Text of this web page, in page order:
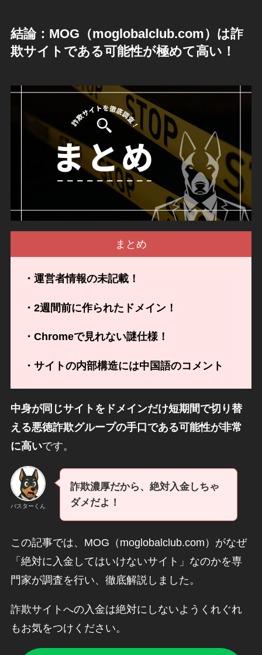
結論：MOG（moglobalclub.com）は詐
欺サイトである可能性が極めて高い！
まとめ
・運営者情報の未記載！
・2週間前に作られたドメイン！
・Chromeで見れない謎仕様！
・サイトの内部構造には中国語のコメント
中身が同じサイトをドメインだけ短期間で切り替
える悪徳詐欺グループの手口である可能性が非常
に高いです。
バスターくん
詐欺濃厚だから、絶対入金しちゃ
ダメだよ！
この記事では、MOG（moglobalclub.com）がなぜ
「絶対に入金してはいけないサイト」なのかを専
門家が調査を行い、徹底解説しました。
詐欺サイトへの入金は絶対にしないようくれぐれ
もお気をつけください。